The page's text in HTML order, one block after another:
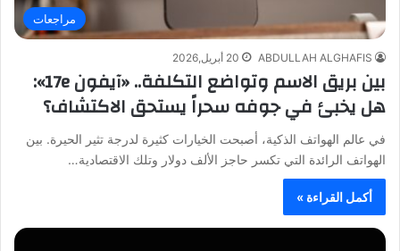
مراجعات
ABDULLAH ALGHAFIS 20 أبريل,2026
بين بريق الاسم وتواضع التكلفة.. «آيفون 17e»:
هل يخبئ في جوفه سحراً يستحق الاكتشاف؟
في عالم الهواتف الذكية، أصبحت الخيارات كثيرة لدرجة تثير الحيرة. بين
الهواتف الرائدة التي تكسر حاجز الألف دولار وتلك الاقتصادية…
أكمل القراءة »